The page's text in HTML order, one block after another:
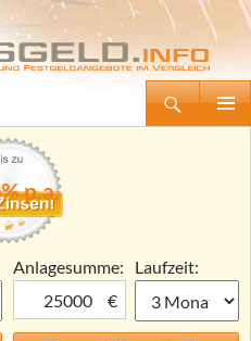
Tagesgeld.info – Tagesgeldkonten vergleichen und Tagesgeld-Zinsen berechnen
p.a.
Anlagesumme:
€
Laufzeit: